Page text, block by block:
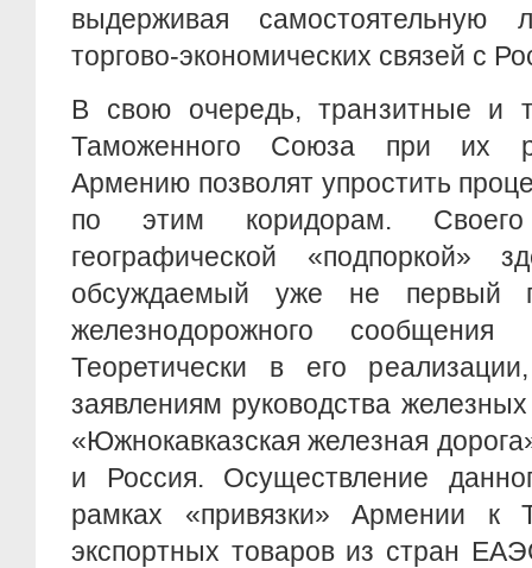
выдерживая самостоятельную
торгово-экономических связей с
В свою очередь, транзитные и
Таможенного Союза при их
Армению позволят упростить
по этим коридорам.
географической «подпоркой»
обсуждаемый уже не первый
железнодорожного
Теоретически в его
заявлениям руководства
«Южнокавказская железная
и Россия. Осуществление
рамках «привязки» Армении
экспортных товаров из стран